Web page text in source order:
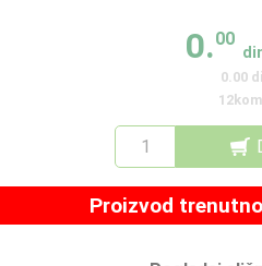
0.00
0.00
12kom
Proizvod